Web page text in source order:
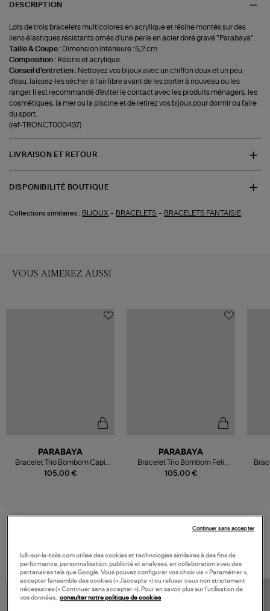
DESCRIPTION
Lots de trois bracelets multicolores en acrylique et résine montés sur des
liens élastiques résistants ornés d'une perle en acier doré gravé "Parabaya".
Taille & Coupe : Dimension intérieure : 5,2 cm
Composition : Résine et acrylique.
Conseil d'entretien : Nettoyez vos bijoux avec un chiffon doux et un peu
d'eau, laissez-les sécher à l'air libre avant de les porter à nouveau ou les
ranger. Il est recommandé d'éviter le contact avec les produits ménagers, les
cosmétiques, la mer ou la piscine et de retirez vos bijoux pour dormir ou faire
du sport.
(ref-TRONCT000437)
LIVRAISON ET RETOUR
DISPONIBILITÉ BOUTIQUE
Collections similaires : BIJOUX - BRACELETS - BRACELETS FANTAISIE
VOUS AIMEREZ AUSSI
105,00 €
PARABAYA
Bracelet Trio Bombom Capi
Imprimé Animal
105,00 €
PARABAYA
Bracelet Trio Bombom Feli
Imprimé Animal
lulli-sur-la-toile.com utilise des cookies et technologies similaires à des fins de
performance, personnalisation, publicité et analyses, en collaboration avec des
partenaires tels que Google. Vous pouvez configurer vos choix via « Paramétrer »,
accepter l’ensemble des cookies (« J’accepte ») ou refuser ceux non strictement
nécessaires (« Continuer sans accepter »). Pour en savoir plus sur l’utilisation de
vos données, consulter notre politique de cookies
Continuer sans accepter